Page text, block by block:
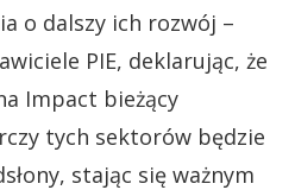
o dalszy ich rozwój –
PIE, deklarując, że
Impact bieżący
tych sektorów będzie
stając się ważnym